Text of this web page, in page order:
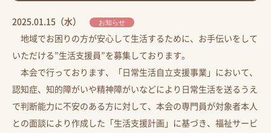
2025.01.15（水） お知らせ
地域でお困りの方が安心して生活するために、お手伝いをして
いただける”生活支援員”を募集しております。
本会で行っております、「日常生活自立支援事業」において、
認知症、知的障がいや精神障がいなどにより日常生活を送るうえ
で判断能力に不安のある方に対して、本会の専門員が対象者本人
との面談により作成した「生活支援計画」に基づき、福祉サービ